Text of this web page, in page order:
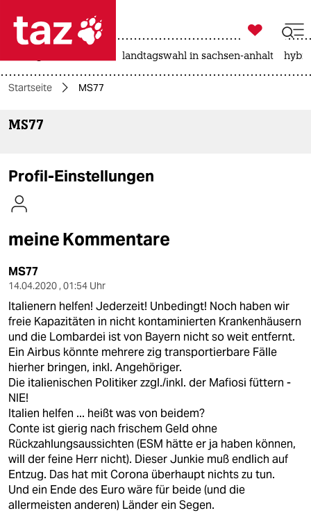

themen
kultur
sport
berlin
nord
wahrheit
verlag
verlag
veranstaltungen
shop

taz zahl ich
landtagswahl in sachsen-anhalt
Startseite MS77
MS77
Profil-Einstellungen
meine Kommentare
MS77
14.04.2020 , 01:54 Uhr
Italienern helfen! Jederzeit! Unbedingt! Noch haben wir
freie Kapazitäten in nicht kontaminierten Krankenhäusern
und die Lombardei ist von Bayern nicht so weit entfernt.
Ein Airbus könnte mehrere zig transportierbare Fälle
hierher bringen, inkl. Angehöriger.
Die italienischen Politiker zzgl./inkl. der Mafiosi füttern -
NIE!
Italien helfen ... heißt was von beidem?
Conte ist gierig nach frischem Geld ohne
Rückzahlungsaussichten (ESM hätte er ja haben können,
will der feine Herr nicht). Dieser Junkie muß endlich auf
Entzug. Das hat mit Corona überhaupt nichts zu tun.
Und ein Ende des Euro wäre für beide (und die
allermeisten anderen) Länder ein Segen.